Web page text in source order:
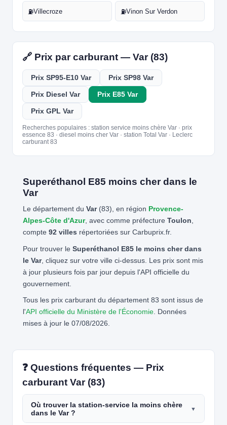
⛽Villecroze ⛽Vinon Sur Verdon
🔗 Prix par carburant — Var (83)
Prix SP95-E10 Var Prix SP98 Var
Prix Diesel Var Prix E85 Var
Prix GPL Var
Recherches populaires : station service moins chère Var · prix
essence 83 · diesel moins cher Var · station Total Var · Leclerc
carburant 83
Superéthanol E85 moins cher dans le
Var
Le département du Var(83), en région Provence-
Alpes-Côte d'Azur, avec comme préfecture Toulon
compte 92 villes répertoriées sur Carbuprix.fr.
Pour trouver le Superéthanol E85 le moins cher dans
le Var, cliquez sur votre ville ci-dessus. Les prix sont mis
à jour plusieurs fois par jour depuis l'API officielle du
gouvernement.
Tous les prix carburant du département 83 sont issus de
l'API officielle du Ministère de l'Économie. Données
mises à jour le 07/08/2026.
❓ Questions fréquentes — Prix
carburant Var (83)
Où trouver la station-service la moins chère
dans le Var ?